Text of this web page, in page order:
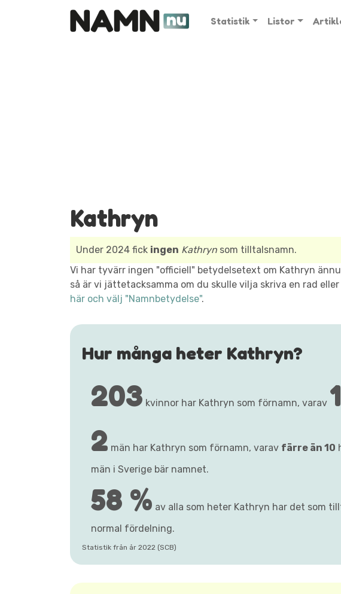
Statistik Listor
Kathryn
Under 2024 fick ingen Kathryn som tilltalsnamn.
Vi har tyvärr ingen "officiell" betydelsetext om Kathryn
så är vi jättetacksamma om du skulle vilja skriva en rad
här och välj "Namnbetydelse".
Hur många heter Kathryn?
203 kvinnor har Kathryn som förnamn, varav
2 män har Kathryn som förnamn, varav färre än 10
män i Sverige bär namnet.
58 % av alla som heter Kathryn har det som
normal fördelning.
Statistik från år 2022 (SCB)